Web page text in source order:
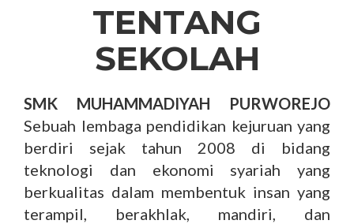
TENTANG
SEKOLAH
SMK MUHAMMADIYAH PURWOREJO
Sebuah lembaga pendidikan kejuruan yang
berdiri sejak tahun 2008 di bidang
teknologi dan ekonomi syariah yang
berkualitas dalam membentuk insan yang
terampil, berakhlak, mandiri, dan